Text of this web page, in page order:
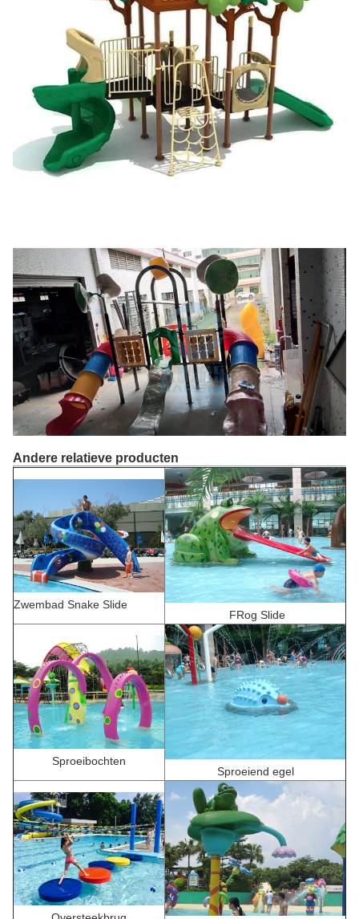
Andere relatieve producten
Zwembad Snake Slide
FRog Slide
Sproeibochten
Sproeiend egel